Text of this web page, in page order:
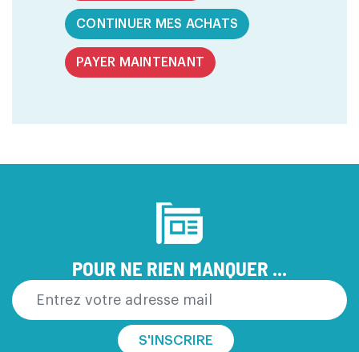
CONTINUER MES ACHATS
PAYER MAINTENANT
POUR NE RIEN MANQUER ...
S'INSCRIRE